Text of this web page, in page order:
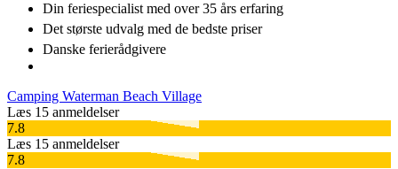
Din feriespecialistmed over 35 års erfaring
Det største udvalg med de bedste priser
Danske ferierådgivere
Camping Waterman Beach Village
Læs 15 anmeldelser
7.8
Læs 15 anmeldelser
7.8